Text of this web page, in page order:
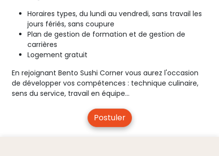
Horaires types, du lundi au vendredi, sans travail les
jours fériés, sans coupure
Plan de gestion de formation et de gestion de
carrières
Logement gratuit
En rejoignant Bento Sushi Corner vous aurez l'occasion
de développer vos compétences : technique culinaire,
sens du service, travail en équipe…
Postuler